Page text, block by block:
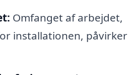
Omfanget af arbejdet,
installationen, påvirker